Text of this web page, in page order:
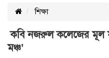
শিক্ষা
কবি নজরুল কলেজের মূল
মঞ্চ’